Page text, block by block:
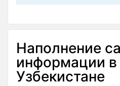
Наполнение
информации в
Узбекистане